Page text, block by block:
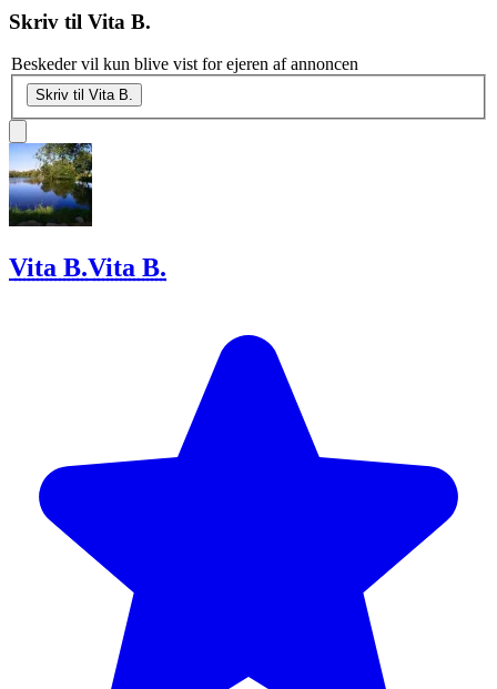
Skriv til Vita B.
Beskeder vil kun blive vist for ejeren af annoncen
Skriv til Vita B.
Vita B.Vita B.